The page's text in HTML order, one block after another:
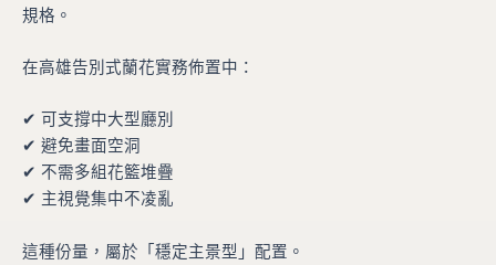
規格。
在高雄告別式蘭花實務佈置中：
✔ 可支撐中大型廳別
✔ 避免畫面空洞
✔ 不需多組花籃堆疊
✔ 主視覺集中不凌亂
這種份量，屬於「穩定主景型」配置。